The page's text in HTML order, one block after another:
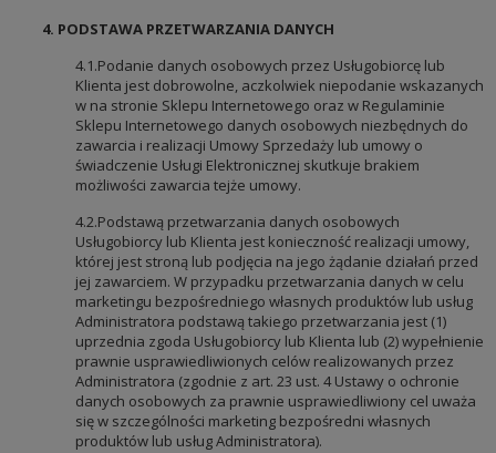
4. PODSTAWA PRZETWARZANIA DANYCH
4.1.Podanie danych osobowych przez Usługobiorcę lub
Klienta jest dobrowolne, aczkolwiek niepodanie wskazanych
w na stronie Sklepu Internetowego oraz w Regulaminie
Sklepu Internetowego danych osobowych niezbędnych do
zawarcia i realizacji Umowy Sprzedaży lub umowy o
świadczenie Usługi Elektronicznej skutkuje brakiem
możliwości zawarcia tejże umowy.
4.2.Podstawą przetwarzania danych osobowych
Usługobiorcy lub Klienta jest konieczność realizacji umowy,
której jest stroną lub podjęcia na jego żądanie działań przed
jej zawarciem. W przypadku przetwarzania danych w celu
marketingu bezpośredniego własnych produktów lub usług
Administratora podstawą takiego przetwarzania jest (1)
uprzednia zgoda Usługobiorcy lub Klienta lub (2) wypełnienie
prawnie usprawiedliwionych celów realizowanych przez
Administratora (zgodnie z art. 23 ust. 4 Ustawy o ochronie
danych osobowych za prawnie usprawiedliwiony cel uważa
się w szczególności marketing bezpośredni własnych
produktów lub usług Administratora).